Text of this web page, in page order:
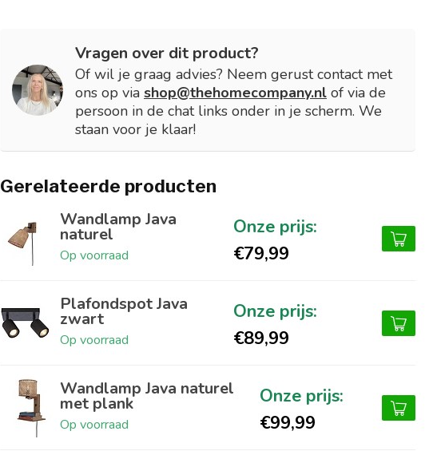
Vragen over dit product?
Of wil je graag advies? Neem gerust contact met
ons op via shop@thehomecompany.nl of via de
persoon in de chat links onder in je scherm. We
staan voor je klaar!
Gerelateerde producten
Wandlamp Java
naturel
Op voorraad €79,99
Plafondspot Java
zwart
Op voorraad €89,99
Wandlamp Java naturel
met plank
Op voorraad €99,99